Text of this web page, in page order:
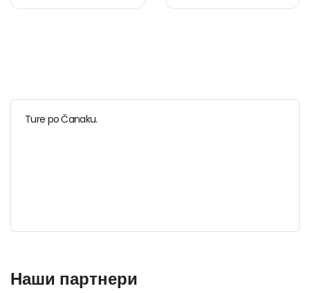
Ture po Čanaku.
Наши партнери